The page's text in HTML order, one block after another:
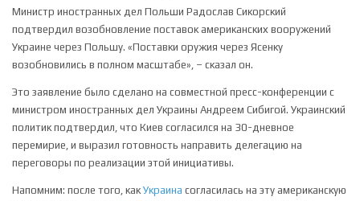
Министр иностранных дел Польши Радослав Сикорский
подтвердил возобновление поставок американских вооружений
Украине через Польшу. «Поставки оружия через Ясенку
возобновились в полном масштабе», – сказал он.
Это заявление было сделано на совместной пресс-конференции с
министром иностранных дел Украины Андреем Сибигой. Украинский
политик подтвердил, что Киев согласился на 30-дневное
перемирие, и выразил готовность направить делегацию на
переговоры по реализации этой инициативы.
Напомним: после того, какУкраина согласилась на эту американскую